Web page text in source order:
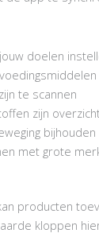
doelen
te scannen
zijn
bijhouden
met grote
producten
kloppen